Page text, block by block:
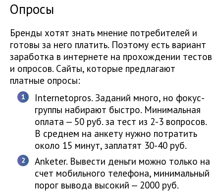
Опросы
Бренды хотят знать мнение потребителей и
готовы за него платить. Поэтому есть вариант
заработка в интернете на прохождении тестов
и опросов. Сайты, которые предлагают
платные опросы:
Internetopros. Заданий много, но фокус-
группы набирают быстро. Минимальная
оплата — 50 руб. за тест из 2-3 вопросов.
В среднем на анкету нужно потратить
около 15 минут, заплатят 30-40 руб.
Anketer. Вывести деньги можно только на
счет мобильного телефона, минимальный
порог вывода высокий — 2000 руб.